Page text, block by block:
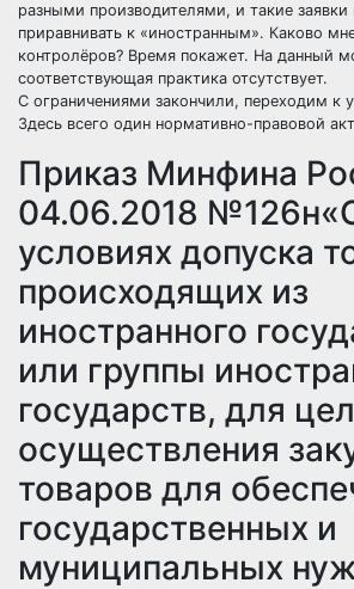
разными производителями, и такие
приравнивать к «иностранным». Каково
контролёров? Время покажет. На данный
соответствующая практика отсутствует.
С ограничениями закончили, переходим к
Здесь всего один нормативно-правовой
Приказ Минфина
04.06.2018
условиях допуска
происходящих из
иностранного
или группы
государств, для
осуществления
товаров для
государственных и
муниципальных